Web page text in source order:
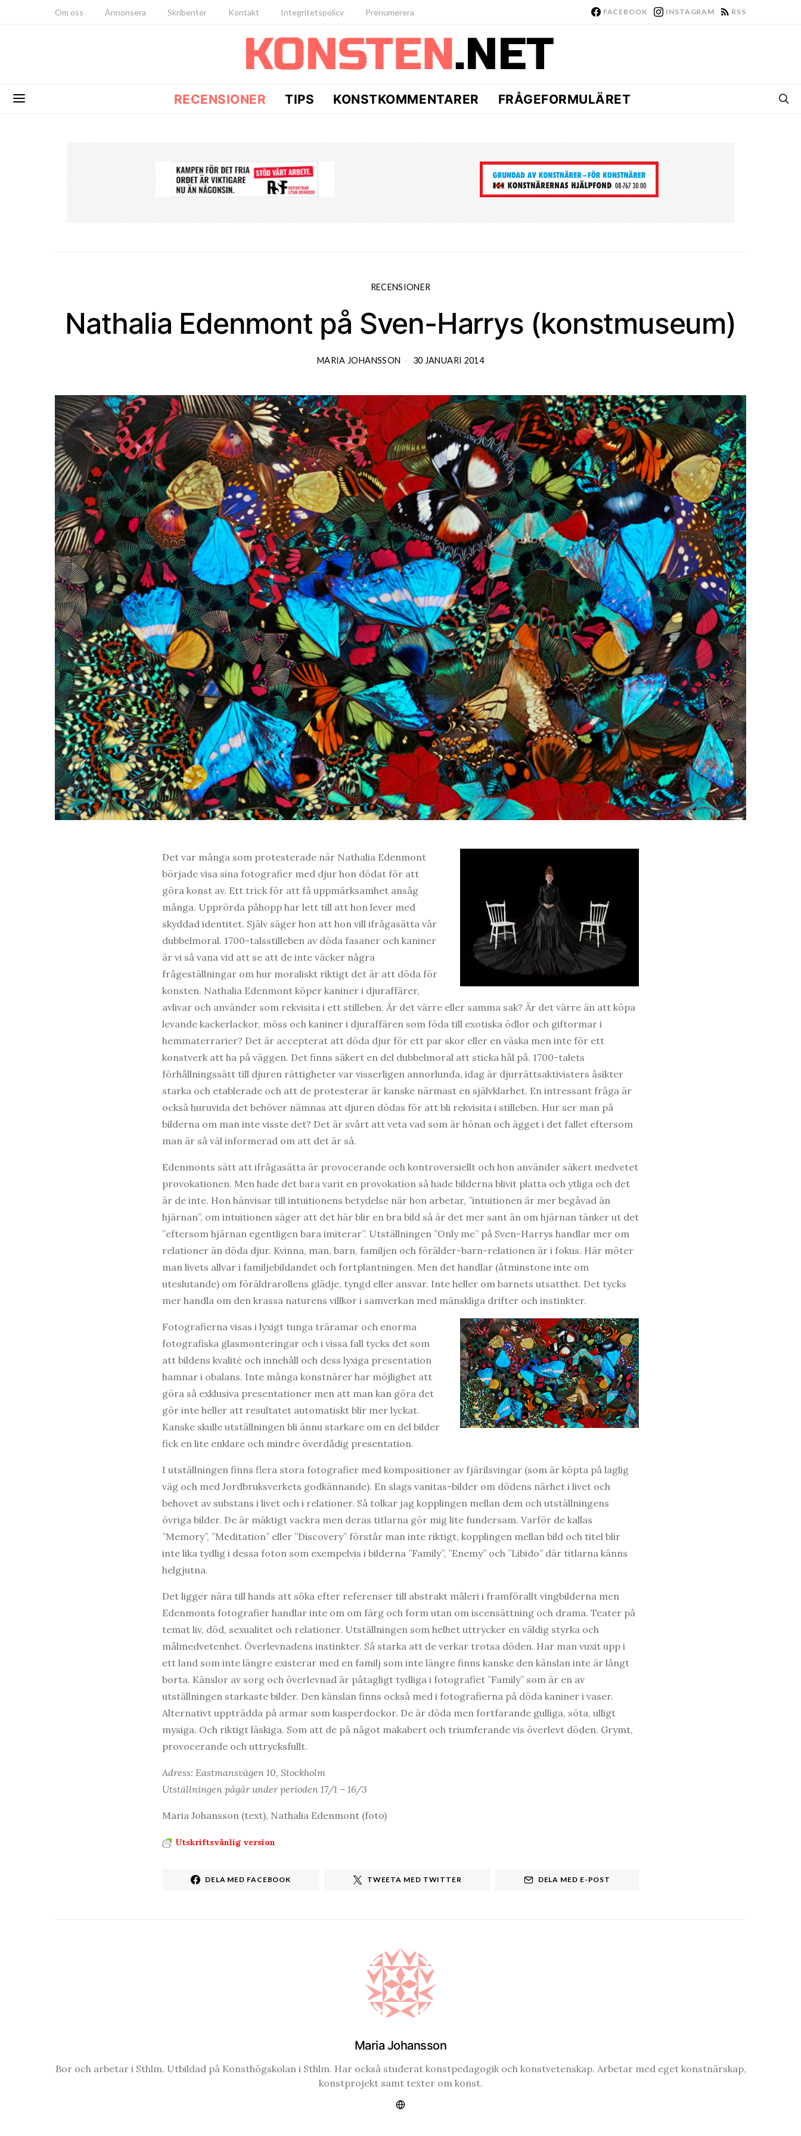
Om oss Annonsera Skribenter Kontakt Integritetspolicy Prenumerera FACEBOOK INSTAGRAM RSS
RECENSIONER TIPS KONSTKOMMENTARER FRÅGEFORMULÄRET
RECENSIONER
Nathalia Edenmont på Sven-Harrys (konstmuseum)
MARIA JOHANSSON 30 JANUARI 2014
Det var många som protesterade när Nathalia Edenmont
började visa sina fotografier med djur hon dödat för att
göra konst av. Ett trick för att få uppmärksamhet ansåg
många. Upprörda påhopp har lett till att hon lever med
skyddad identitet. Själv säger hon att hon vill ifrågasätta vår
dubbelmoral. 1700-talsstilleben av döda fasaner och kaniner
är vi så vana vid att se att de inte väcker några
frågeställningar om hur moraliskt riktigt det är att döda för
konsten. Nathalia Edenmont köper kaniner i djuraffärer,
avlivar och använder som rekvisita i ett stilleben. Är det värre eller samma sak? Är det värre än att köpa
levande kackerlackor, möss och kaniner i djuraffären som föda till exotiska ödlor och giftormar i
hemmaterrarier? Det är accepterat att döda djur för ett par skor eller en väska men inte för ett
konstverk att ha på väggen. Det finns säkert en del dubbelmoral att sticka hål på. 1700-talets
förhållningssätt till djuren rättigheter var visserligen annorlunda, idag är djurrättsaktivisters åsikter
starka och etablerade och att de protesterar är kanske närmast en självklarhet. En intressant fråga är
också huruvida det behöver nämnas att djuren dödas för att bli rekvisita i stilleben. Hur ser man på
bilderna om man inte visste det? Det är svårt att veta vad som är hönan och ägget i det fallet eftersom
man är så väl informerad om att det är så.
Edenmonts sätt att ifrågasätta är provocerande och kontroversiellt och hon använder säkert medvetet
provokationen. Men hade det bara varit en provokation så hade bilderna blivit platta och ytliga och det
är de inte. Hon hänvisar till intuitionens betydelse när hon arbetar, ”intuitionen är mer begåvad än
hjärnan”, om intuitionen säger att det här blir en bra bild så är det mer sant än om hjärnan tänker ut det
”eftersom hjärnan egentligen bara imiterar”. Utställningen ”Only me” på Sven-Harrys handlar mer om
relationer än döda djur. Kvinna, man, barn, familjen och förälder-barn-relationen är i fokus. Här möter
man livets allvar i familjebildandet och fortplantningen. Men det handlar (åtminstone inte om
uteslutande) om föräldrarollens glädje, tyngd eller ansvar. Inte heller om barnets utsatthet. Det tycks
mer handla om den krassa naturens villkor i samverkan med mänskliga drifter och instinkter.
Fotografierna visas i lyxigt tunga träramar och enorma
fotografiska glasmonteringar och i vissa fall tycks det som
att bildens kvalité och innehåll och dess lyxiga presentation
hamnar i obalans. Inte många konstnärer har möjlighet att
göra så exklusiva presentationer men att man kan göra det
gör inte heller att resultatet automatiskt blir mer lyckat.
Kanske skulle utställningen bli ännu starkare om en del bilder
fick en lite enklare och mindre överdådig presentation.
I utställningen finns flera stora fotografier med kompositioner av fjärilsvingar (som är köpta på laglig
väg och med Jordbruksverkets godkännande). En slags vanitas-bilder om dödens närhet i livet och
behovet av substans i livet och i relationer. Så tolkar jag kopplingen mellan dem och utställningens
övriga bilder. De är mäktigt vackra men deras titlarna gör mig lite fundersam. Varför de kallas
”Memory”, ”Meditation” eller ”Discovery” förstår man inte riktigt, kopplingen mellan bild och titel blir
inte lika tydlig i dessa foton som exempelvis i bilderna ”Family”, ”Enemy” och ”Libido” där titlarna känns
helgjutna.
Det ligger nära till hands att söka efter referenser till abstrakt måleri i framförallt vingbilderna men
Edenmonts fotografier handlar inte om om färg och form utan om iscensättning och drama. Teater på
temat liv, död, sexualitet och relationer. Utställningen som helhet uttrycker en väldig styrka och
målmedvetenhet. Överlevnadens instinkter. Så starka att de verkar trotsa döden. Har man vuxit upp i
ett land som inte längre existerar med en familj som inte längre finns kanske den känslan inte är långt
borta. Känslor av sorg och överlevnad är påtagligt tydliga i fotografiet ”Family” som är en av
utställningen starkaste bilder. Den känslan finns också med i fotografierna på döda kaniner i vaser.
Alternativt uppträdda på armar som kasperdockor. De är döda men fortfarande gulliga, söta, ulligt
mysiga. Och riktigt läskiga. Som att de på något makabert och triumferande vis överlevt döden. Grymt,
provocerande och uttrycksfullt.
Adress: Eastmansvägen 10, Stockholm
Utställningen pågår under perioden 17/1 – 16/3
Maria Johansson (text), Nathalia Edenmont (foto)
Utskriftsvänlig version
DELA MED FACEBOOK TWEETA MED TWITTER DELA MED E-POST
Maria Johansson
Bor och arbetar i Sthlm. Utbildad på Konsthögskolan i Sthlm. Har också studerat konstpedagogik och konstvetenskap. Arbetar med eget konstnärskap,
konstprojekt samt texter om konst.